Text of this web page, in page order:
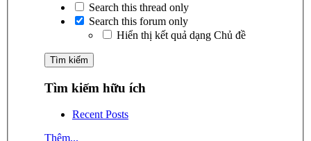
Search this thread only
Search this forum only
Hiển thị kết quả dạng Chủ đề
Tìm kiếm hữu ích
Recent Posts
Thêm...